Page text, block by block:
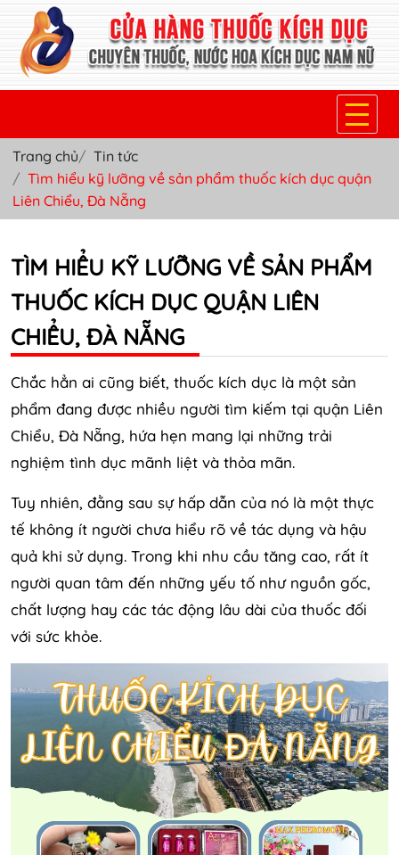
TRANG CHỦ
THUỐC KÍCH DỤC NỮ
THUỐC VIÊN KÍCH DỤC NAM
SẢN PHẨM KHÁC
Trang chủ
Tin tức
Tìm hiểu kỹ lưỡng về sản phẩm thuốc kích dục quận
Liên Chiểu, Đà Nẵng
TÌM HIỂU KỸ LƯỠNG VỀ SẢN PHẨM
THUỐC KÍCH DỤC QUẬN LIÊN
CHIỂU, ĐÀ NẴNG
Chắc hẳn ai cũng biết, thuốc kích dục là một sản
phẩm đang được nhiều người tìm kiếm tại quận Liên
Chiểu, Đà Nẵng, hứa hẹn mang lại những trải
nghiệm tình dục mãnh liệt và thỏa mãn.
Tuy nhiên, đằng sau sự hấp dẫn của nó là một thực
tế không ít người chưa hiểu rõ về tác dụng và hậu
quả khi sử dụng. Trong khi nhu cầu tăng cao, rất ít
người quan tâm đến những yếu tố như nguồn gốc,
chất lượng hay các tác động lâu dài của thuốc đối
với sức khỏe.